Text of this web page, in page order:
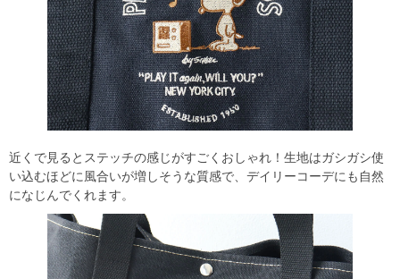
近くで見るとステッチの感じがすごくおしゃれ！生地はガシガシ使
い込むほどに風合いが増しそうな質感で、デイリーコーデにも自然
になじんでくれます。